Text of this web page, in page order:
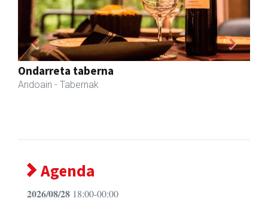
Ondarreta taberna
Andoain - Tabernak
Previous Next
Agenda
2026/08/28 18:00-00:00